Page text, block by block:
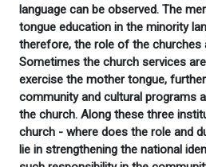
language can be observed. The
tongue education in the minority
therefore, the role of the churches
Sometimes the church services
exercise the mother tongue,
community and cultural programs
the church. Along these three
church - where does the role and
lie in strengthening the national